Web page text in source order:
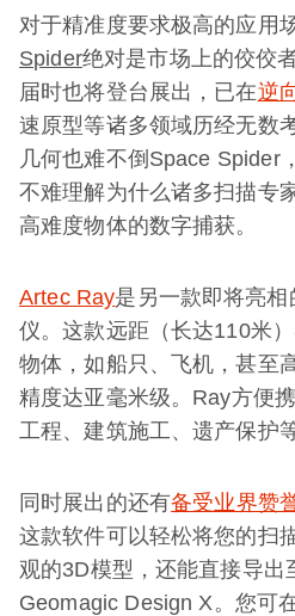
对于精准度要求极高的应用
Spider绝对是市场上的佼佼
届时也将登台展出，已在逆
速原型等诸多领域历经无数
几何也难不倒Space Spider
不难理解为什么诸多扫描专
高难度物体的数字捕获。
Artec Ray是另一款即将亮
仪。这款远距（长达110米
物体，如船只、飞机，甚至
精度达亚毫米级。Ray方便
工程、建筑施工、遗产保护
同时展出的还有备受业界赞
这款软件可以轻松将您的扫
观的3D模型，还能直接导
Geomagic Design X。您可